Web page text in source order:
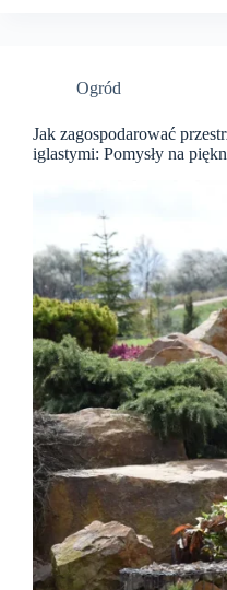
Ogród
Jak zagospodarować
iglastymi: Pomysły na